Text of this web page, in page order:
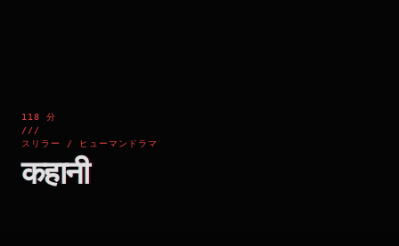
118 分
///
スリラー / ヒューマンドラマ
कहानी